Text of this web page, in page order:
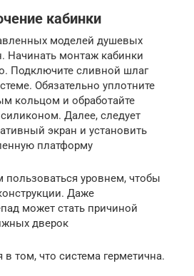
кабинки
моделей душевых
Начинать монтаж кабинки
Подключите сливной шлаг
Обязательно уплотните
кольцом и обработайте
Далее, следует
экран и установить
платформу
уровнем, чтобы
Даже
может стать причиной
дверок
в том, что система герметична.